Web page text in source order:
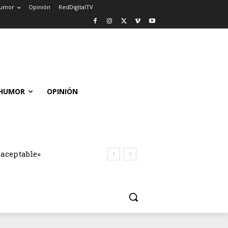
Opinión RedDigitalTV
OPINIÓN